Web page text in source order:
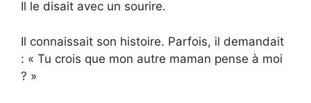
Il le disait avec un sourire.
Il connaissait son histoire. Parfois, il demandait
: « Tu crois que mon autre maman pense à moi
? »